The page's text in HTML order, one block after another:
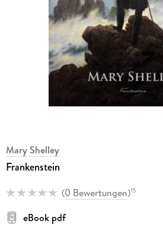
Mary Shelley
Frankenstein
(0 Bewertungen)15
eBook pdf